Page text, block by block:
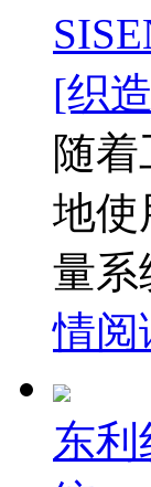
[织
随
地使
量系
情阅
东